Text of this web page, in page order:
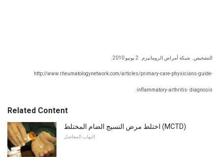
التشخيص. شبكة أمراض الروماتيزم. 2 يونيو 2010.
http://www.rheumatologynetwork.com/articles/primary-care-physicians-guide-
inflammatory-arthritis- diagnosis.
Related Content
اختلط مرض النسيج الضام المختلط (MCTD)
التهاب المفاصل